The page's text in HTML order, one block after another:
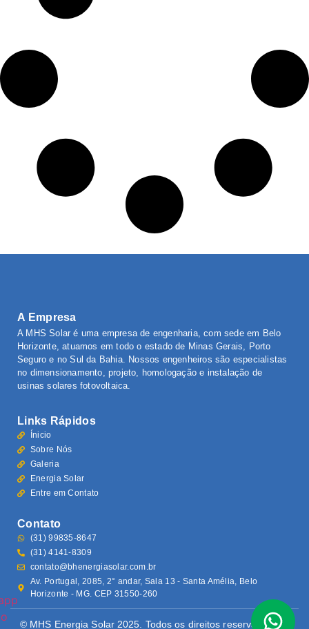
A Empresa
A MHS Solar é uma empresa de engenharia, com sede em Belo
Horizonte, atuamos em todo o estado de Minas Gerais, Porto
Seguro e no Sul da Bahia. Nossos engenheiros são especialistas
no dimensionamento, projeto, homologação e instalação de
usinas solares fotovoltaica.
Ínicio
Sobre Nós
Galeria
Energia Solar
Entre em Contato
Links Rápidos
(31) 99835-8647
(31) 4141-8309
contato@bhenergiasolar.com.br
Av. Portugal, 2085, 2° andar, Sala 13 - Santa Amélia, Belo
Horizonte - MG. CEP 31550-260
Contato
© MHS Energia Solar 2025. Todos os direitos reservados.To